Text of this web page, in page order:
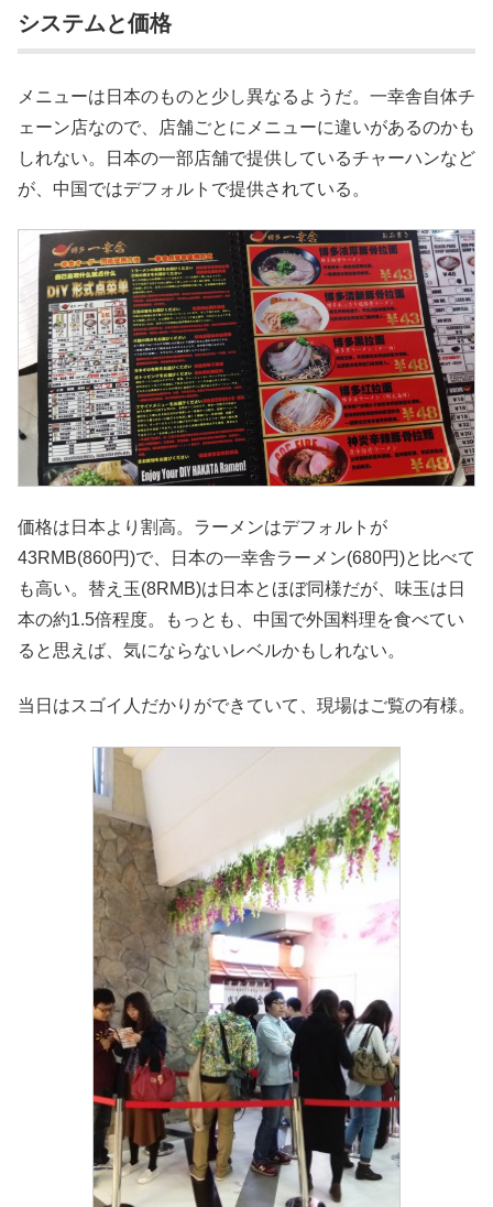
システムと価格
メニューは日本のものと少し異なるようだ。一幸舎自体チ
ェーン店なので、店舗ごとにメニューに違いがあるのかも
しれない。日本の一部店舗で提供しているチャーハンなど
が、中国ではデフォルトで提供されている。
価格は日本より割高。ラーメンはデフォルトが
43RMB(860円)で、日本の一幸舎ラーメン(680円)と比べて
も高い。替え玉(8RMB)は日本とほぼ同様だが、味玉は日
本の約1.5倍程度。もっとも、中国で外国料理を食べてい
ると思えば、気にならないレベルかもしれない。
当日はスゴイ人だかりができていて、現場はご覧の有様。